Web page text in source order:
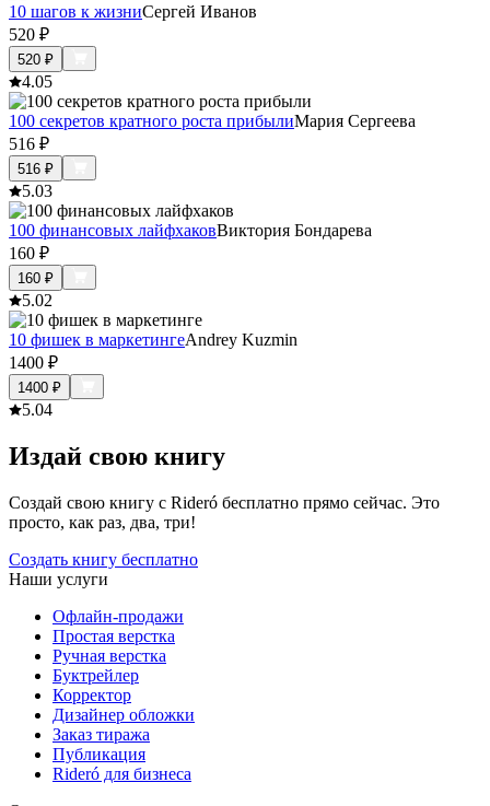
10 шагов к жизниСергей Иванов
520 ₽
520 ₽
4.05
100 секретов кратного роста прибылиМария Сергеева
516 ₽
516 ₽
5.03
100 финансовых лайфхаковВиктория Бондарева
160 ₽
160 ₽
5.02
10 фишек в маркетингеAndrey Kuzmin
1400 ₽
1400 ₽
5.04
Издай свою книгу
Создай свою книгу с Rideró бесплатно прямо сейчас. Это
просто, как раз, два, три!
Создать книгу бесплатно
Наши услуги
Офлайн-продажи
Простая верстка
Ручная верстка
Буктрейлер
Корректор
Дизайнер обложки
Заказ тиража
Публикация
Rideró для бизнеса